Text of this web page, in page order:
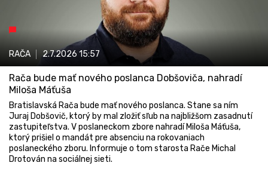
RAČA 2.7.2026 15:57
Rača bude mať nového poslanca Dobšoviča, nahradí
Miloša Máťuša
Bratislavská Rača bude mať nového poslanca. Stane sa ním
Juraj Dobšovič, ktorý by mal zložiť sľub na najbližšom zasadnutí
zastupiteľstva. V poslaneckom zbore nahradí Miloša Máťuša,
ktorý prišiel o mandát pre absenciu na rokovaniach
poslaneckého zboru. Informuje o tom starosta Rače Michal
Drotován na sociálnej sieti.